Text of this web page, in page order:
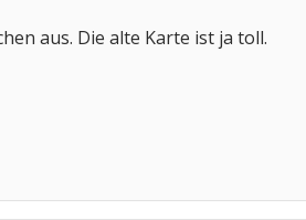
aus. Die alte Karte ist ja toll.